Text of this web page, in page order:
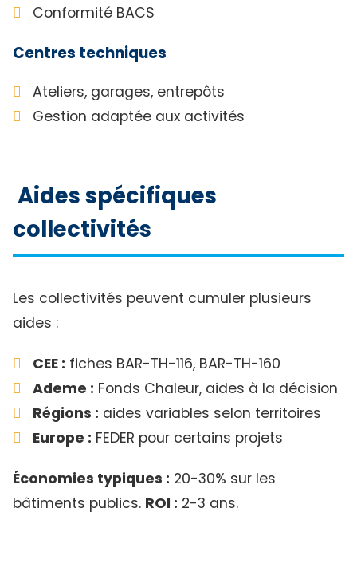
Conformité BACS
Centres techniques
Ateliers, garages, entrepôts
Gestion adaptée aux activités
Aides spécifiques
collectivités
Les collectivités peuvent cumuler plusieurs
aides :
CEE : fiches BAR-TH-116, BAR-TH-160
Ademe : Fonds Chaleur, aides à la décision
Régions : aides variables selon territoires
Europe : FEDER pour certains projets
Économies typiques : 20-30% sur les
bâtiments publics. ROI : 2-3 ans.